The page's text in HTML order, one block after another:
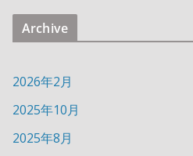
Archive
2026年2月
2025年10月
2025年8月